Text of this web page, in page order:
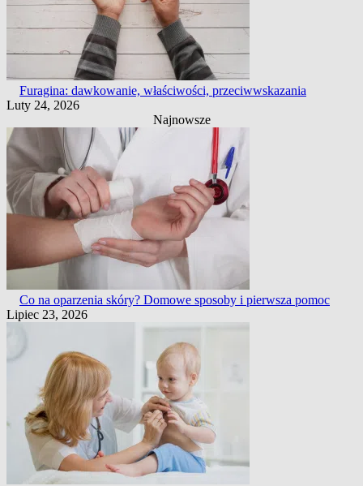
Furagina: dawkowanie, właściwości, przeciwwskazania
Luty 24, 2026
Najnowsze
Co na oparzenia skóry? Domowe sposoby i pierwsza pomoc
Lipiec 23, 2026